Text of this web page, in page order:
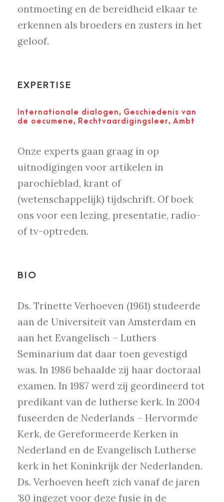
ontmoeting en de bereidheid elkaar te
erkennen als broeders en zusters in het
geloof.
EXPERTISE
Internationale dialogen, Geschiedenis van
de oecumene, Rechtvaardigingsleer, Ambt
Onze experts gaan graag in op
uitnodigingen voor artikelen in
parochieblad, krant of
(wetenschappelijk) tijdschrift. Of boek
ons voor een lezing, presentatie, radio-
of tv-optreden.
BIO
Ds. Trinette Verhoeven (1961) studeerde
aan de Universiteit van Amsterdam en
aan het Evangelisch – Luthers
Seminarium dat daar toen gevestigd
was. In 1986 behaalde zij haar doctoraal
examen. In 1987 werd zij geordineerd tot
predikant van de lutherse kerk. In 2004
fuseerden de Nederlands – Hervormde
Kerk, de Gereformeerde Kerken in
Nederland en de Evangelisch Lutherse
kerk in het Koninkrijk der Nederlanden.
Ds. Verhoeven heeft zich vanaf de jaren
’80 ingezet voor deze fusie in de